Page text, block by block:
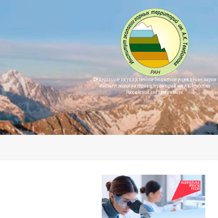
Федеральное государственное бюджетное учреждение науки
Институт экологии горных территорий им. А.К. Темботова
Российской академии наук